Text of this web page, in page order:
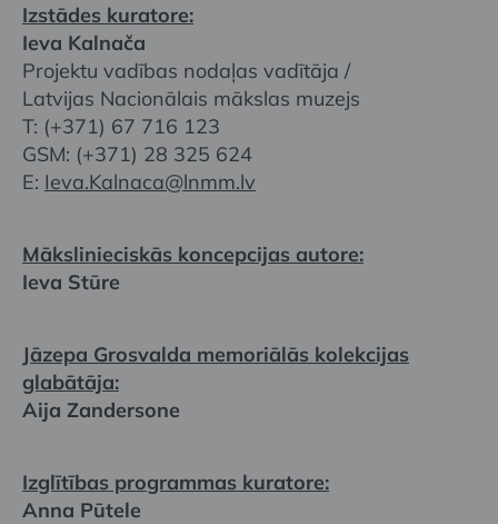
Izstādes kuratore:
Ieva Kalnača
Projektu vadības nodaļas vadītāja /
Latvijas Nacionālais mākslas muzejs
T: (+371) 67 716 123
GSM: (+371) 28 325 624
E: Ieva.Kalnaca@lnmm.lv
Mākslinieciskās koncepcijas autore:
Ieva Stūre
Jāzepa Grosvalda memoriālās kolekcijas
glabātāja:
Aija Zandersone
Izglītības programmas kuratore:
Anna Pūtele